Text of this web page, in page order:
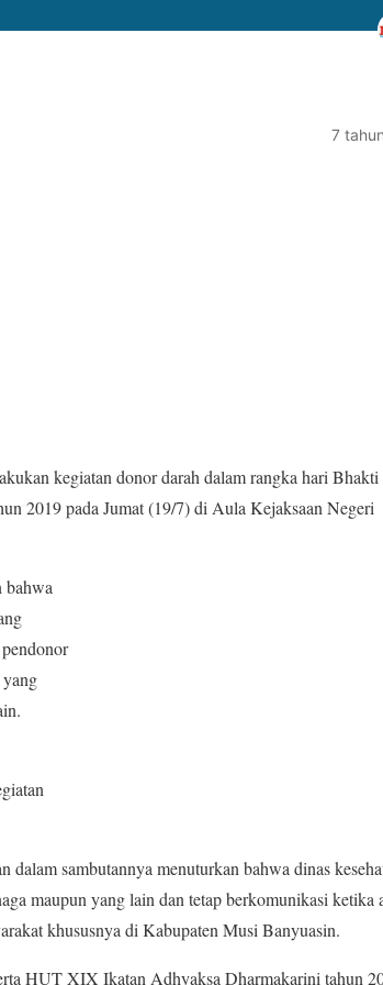
7
kegiatan donor darah dalam rangka hari Bhakti
2019 pada Jumat (19/7) di Aula Kejaksaan Negeri
bahwa
sambutannya menuturkan bahwa dinas
maupun yang lain dan tetap berkomunikasi ketika
khususnya di Kabupaten Musi Banyuasin.
HUT XIX Ikatan Adhyaksa Dharmakarini tahun